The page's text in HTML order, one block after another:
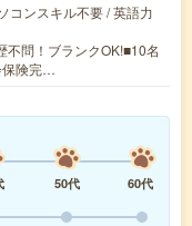
コンスキル不要 / 英語力
不問！ブランクOK!■10名
保険完…
50代
60代